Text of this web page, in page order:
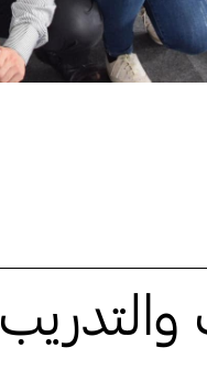
والتدريب